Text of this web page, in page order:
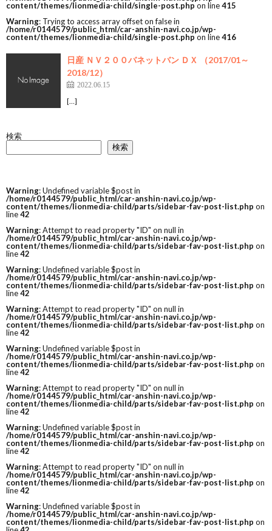
content/themes/lionmedia-child/single-post.php on line415
Warning: Trying to access array offset on false in
/home/r0144579/public_html/car-anshin-navi.co.jp/wp-
content/themes/lionmedia-child/single-post.php on line416
日産 ＮＶ２００バネットバン ＤＸ （2017/01～
2018/12）
2022.06.15
[…]
検索
検索
Warning: Undefined variable $post in
/home/r0144579/public_html/car-anshin-navi.co.jp/wp-
content/themes/lionmedia-child/parts/sidebar-fav-post-list.php on
line42
Warning: Attempt to read property "ID" on null in
/home/r0144579/public_html/car-anshin-navi.co.jp/wp-
content/themes/lionmedia-child/parts/sidebar-fav-post-list.php on
line42
Warning: Undefined variable $post in
/home/r0144579/public_html/car-anshin-navi.co.jp/wp-
content/themes/lionmedia-child/parts/sidebar-fav-post-list.php on
line42
Warning: Attempt to read property "ID" on null in
/home/r0144579/public_html/car-anshin-navi.co.jp/wp-
content/themes/lionmedia-child/parts/sidebar-fav-post-list.php on
line42
Warning: Undefined variable $post in
/home/r0144579/public_html/car-anshin-navi.co.jp/wp-
content/themes/lionmedia-child/parts/sidebar-fav-post-list.php on
line42
Warning: Attempt to read property "ID" on null in
/home/r0144579/public_html/car-anshin-navi.co.jp/wp-
content/themes/lionmedia-child/parts/sidebar-fav-post-list.php on
line42
Warning: Undefined variable $post in
/home/r0144579/public_html/car-anshin-navi.co.jp/wp-
content/themes/lionmedia-child/parts/sidebar-fav-post-list.php on
line42
Warning: Attempt to read property "ID" on null in
/home/r0144579/public_html/car-anshin-navi.co.jp/wp-
content/themes/lionmedia-child/parts/sidebar-fav-post-list.php on
line42
Warning: Undefined variable $post in
/home/r0144579/public_html/car-anshin-navi.co.jp/wp-
content/themes/lionmedia-child/parts/sidebar-fav-post-list.php on